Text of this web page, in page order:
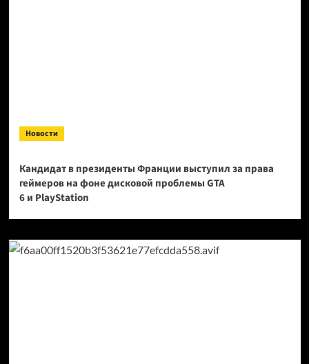
Новости
Кандидат в президенты Франции выступил за права
геймеров на фоне дисковой проблемы GTA
6 и PlayStation